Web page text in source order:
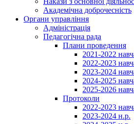
Академічна доброчесність
Органи управління
Адміністрація
Педагогічна рада
Плани проведення
2021-2022
2022-2023
2023-2024
2024-2025
2025-2026
Протоколи
2022-2023
2023-2024 н.р.